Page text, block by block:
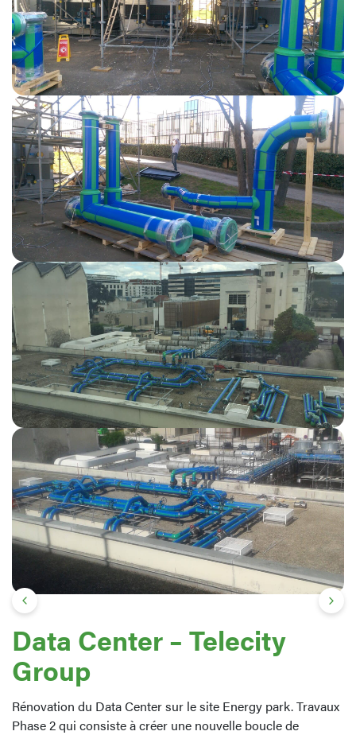
Data Center – Telecity
Group
Rénovation du Data Center sur le site Energy park. Travaux
Phase 2 qui consiste à créer une nouvelle boucle de